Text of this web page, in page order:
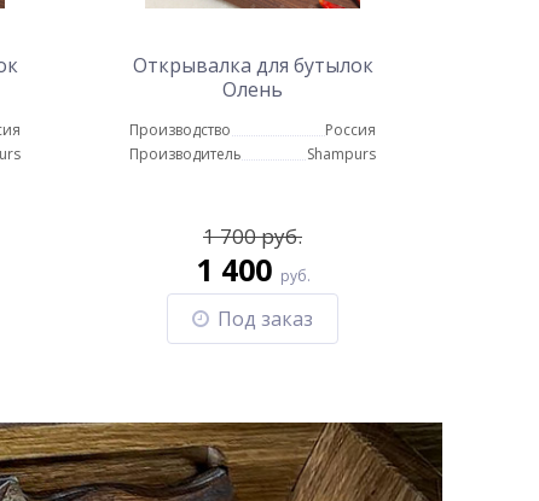
Открывалка для бутылок
Олень
Производство
Россия
Производитель
Shampurs
1 700 руб.
1 400 руб.
Под заказ